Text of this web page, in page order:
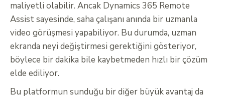
maliyetli olabilir. Ancak Dynamics 365 Remote
Assist sayesinde, saha çalışanı anında bir uzmanla
video görüşmesi yapabiliyor. Bu durumda, uzman
ekranda neyi değiştirmesi gerektiğini gösteriyor,
böylece bir dakika bile kaybetmeden hızlı bir çözüm
elde ediliyor.
Bu platformun sunduğu bir diğer büyük avantaj da